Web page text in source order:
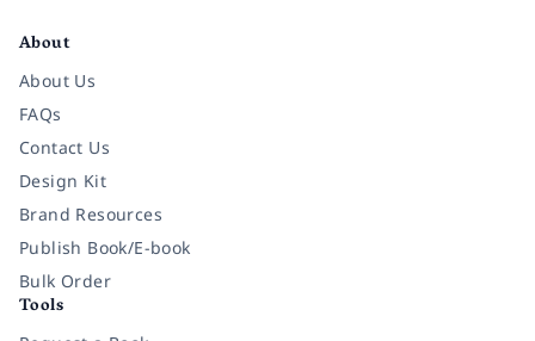
About
About Us
FAQs
Contact Us
Design Kit
Brand Resources
Publish Book/E-book
Bulk Order
Tools